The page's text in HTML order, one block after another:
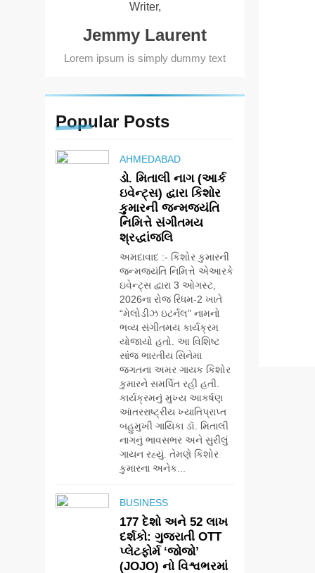
Writer,
Jemmy Laurent
Lorem ipsum is simply dummy text
Popular Posts
AHMEDABAD
ડો. મિતાલી નાગ (આર્ક
ઇવેન્ટ્સ) દ્વારા કિશોર
કુમારની જન્મજયંતિ
નિમિત્તે સંગીતમય
શ્રદ્ધાંજલિ
અમદાવાદ :- કિશોર કુમારની
જન્મજયંતિ નિમિત્તે એઆરકે
ઇવેન્ટ્સ દ્વારા 3 ઓગસ્ટ,
2026ના રોજ રિધમ-2 ખાતે
“મેલોડીઝ ઇટર્નલ” નામનો
ભવ્ય સંગીતમય કાર્યક્રમ
યોજાયો હતો. આ વિશિષ્ટ
સાંજ ભારતીય સિનેમા
જગતના અમર ગાયક કિશોર
કુમારને સમર્પિત રહી હતી.
કાર્યક્રમનું મુખ્ય આકર્ષણ
આંતરરાષ્ટ્રીય ખ્યાતિપ્રાપ્ત
બહુમુખી ગાયિકા ડૉ. મિતાલી
નાગનું ભાવસભર અને સુરીલું
ગાયન રહ્યું. તેમણે કિશોર
કુમારના અનેક...
BUSINESS
177 દેશો અને 52 લાખ
દર્શકો: ગુજરાતી OTT
પ્લેટફોર્મ ‘જોજો’
(JOJO) નો વિશ્વભરમાં